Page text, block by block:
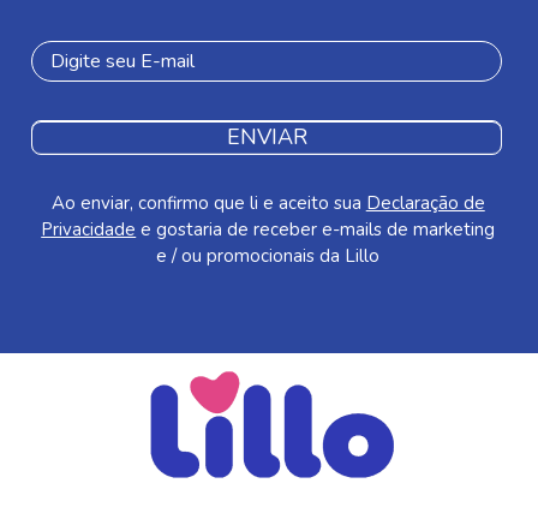
ENVIAR
Ao enviar, confirmo que li e aceito sua Declaração de
Privacidade e gostaria de receber e-mails de marketing
e / ou promocionais da Lillo